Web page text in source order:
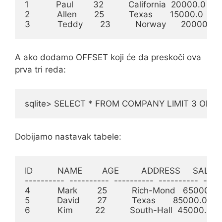
1           Paul        32          California  20000.0
2           Allen       25          Texas       15000.0
3           Teddy       23          Norway      20000.0
A ako dodamo OFFSET koji će da preskoči ova
prva tri reda:
sqlite> SELECT * FROM COMPANY LIMIT 3
Dobijamo nastavak tabele:
ID          NAME        AGE         ADDRESS
----------  ----------  ----------  ----------
4           Mark        25          Rich-Mond   65000.0
5           David       27          Texas       85000.0
6           Kim         22          South-Hall  45000.0